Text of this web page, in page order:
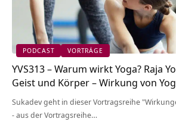
PODCAST VORTRÄGE
YVS313 – Warum wirkt Yoga? Raja
Geist und Körper – Wirkung von
Sukadev geht in dieser Vortragsreihe
- aus der Vortragsreihe…